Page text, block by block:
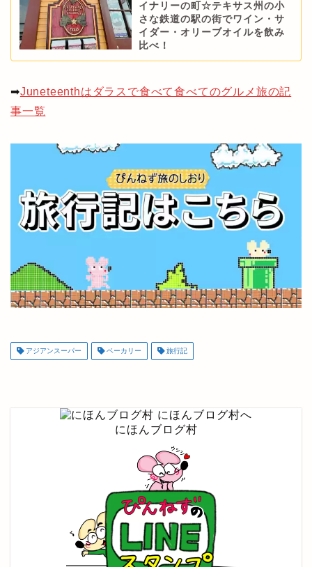
イナリーの町☆テキサス州の小
さな鉄道の駅の街でワイン・サ
イダー・オリーブオイルを飲み
比べ！
➡Juneteenthはダラスで食べて食べてのグルメ旅の記
事一覧
アジアンスーパー ベーカリー 旅行記
にほんブログ村